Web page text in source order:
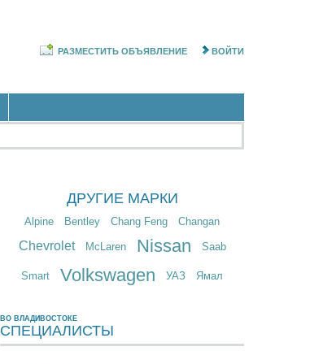
РАЗМЕСТИТЬ ОБЪЯВЛЕНИЕ ВОЙТИ
ДРУГИЕ МАРКИ
Alpine Bentley Chang Feng Changan
Chevrolet McLaren Nissan Saab
Smart Volkswagen УАЗ Ямал
ВО ВЛАДИВОСТОКЕ
СПЕЦИАЛИСТЫ